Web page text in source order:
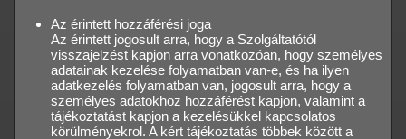
Az érintett hozzáférési joga
Az érintett jogosult arra, hogy a Szolgáltatótól
visszajelzést kapjon arra vonatkozóan, hogy személyes
adatainak kezelése folyamatban van-e, és ha ilyen
adatkezelés folyamatban van, jogosult arra, hogy a
személyes adatokhoz hozzáférést kapjon, valamint a
tájékoztatást kapjon a kezelésükkel kapcsolatos
körülményekrol. A kért tájékoztatás többek között a